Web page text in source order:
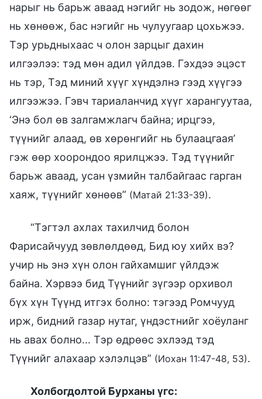
нарыг нь барьж аваад нэгийг нь зодож, нөгөөг
нь хөнөөж, бас нэгийг нь чулуугаар цохьжээ.
Тэр урьдныхаас ч олон зарцыг дахин
илгээлээ: тэд мөн адил үйлдэв. Гэхдээ эцэст
нь тэр, Тэд миний хүүг хүндэлнэ гээд хүүгээ
илгээжээ. Гэвч тариаланчид хүүг харангуутаа,
‘Энэ бол өв залгамжлагч байна; ирцгээ,
түүнийг алаад, өв хөрөнгийг нь булаацгаая’
гэж өөр хоорондоо ярилцжээ. Тэд түүнийг
барьж аваад, усан үзмийн талбайгаас гарган
хаяж, түүнийг хөнөөв” (Матай 21:33-39).
“Тэгтэл ахлах тахилчид болон
Фарисайчууд зөвлөлдөөд, Бид юу хийх вэ?
учир нь энэ хүн олон гайхамшиг үйлдэж
байна. Хэрвээ бид Түүнийг зүгээр орхивол
бүх хүн Түүнд итгэх болно: тэгээд Ромчууд
ирж, бидний газар нутаг, үндэстнийг хоёуланг
нь авах болно... Тэр өдрөөс эхлээд тэд
Түүнийг алахаар хэлэлцэв” (Иохан 11:47-48, 53).
Холбогдолтой Бурханы үгс: